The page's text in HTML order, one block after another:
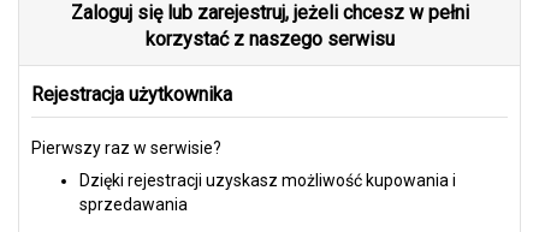
Zaloguj się lub zarejestruj, jeżeli chcesz w pełni
korzystać z naszego serwisu
Rejestracja użytkownika
Pierwszy raz w serwisie?
Dzięki rejestracji uzyskasz możliwość kupowania i
sprzedawania